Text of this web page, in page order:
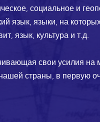
социальное и
язык, языки, на
язык, культура и т.д.
свои усилия на
страны, в первую